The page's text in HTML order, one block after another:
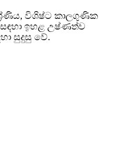
විශිෂ්ට කාලගුණික
සඳහා ඉහළ උෂ්ණත්ව
සුදුසු වේ.